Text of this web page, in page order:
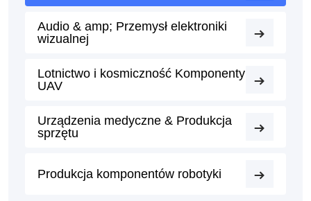
Audio & amp; Przemysł elektroniki
wizualnej
Lotnictwo i kosmiczność Komponenty
UAV
Urządzenia medyczne & Produkcja
sprzętu
Produkcja komponentów robotyki